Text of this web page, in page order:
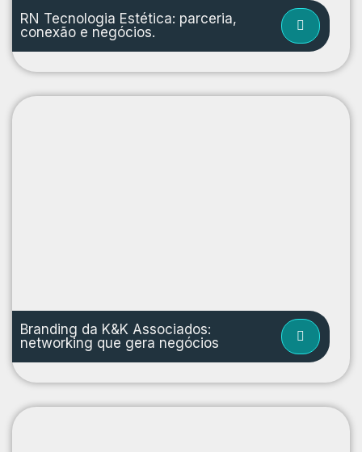
RN Tecnologia Estética: parceria,
conexão e negócios.
Branding da K&K Associados:
networking que gera negócios